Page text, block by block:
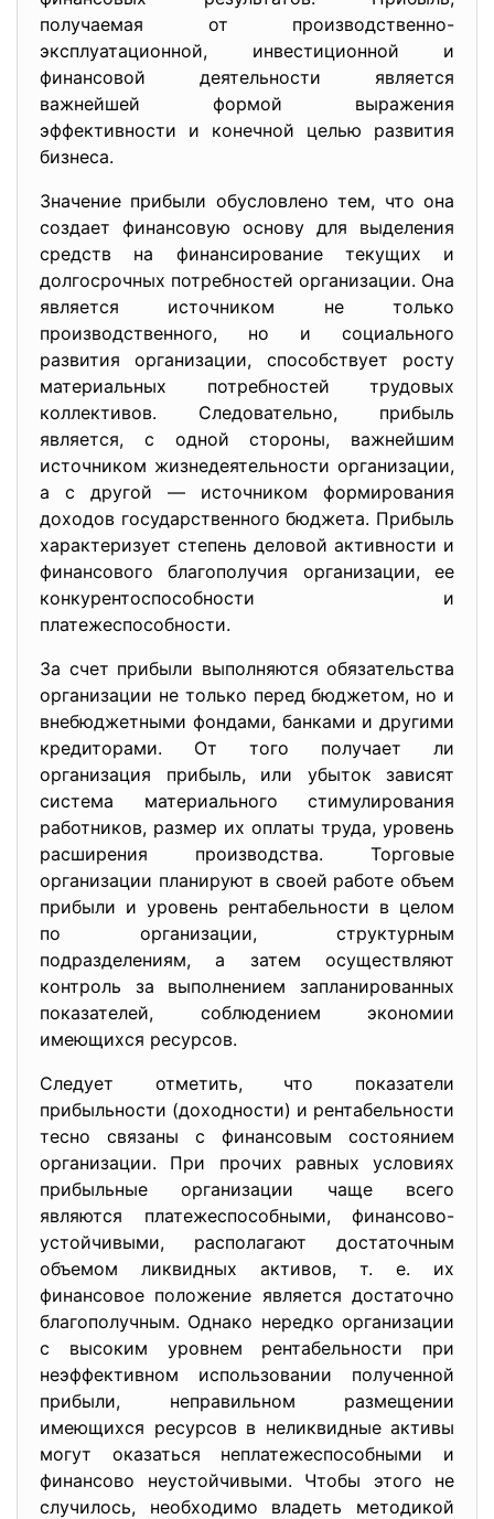
получаемая от производственно-
эксплуатационной, инвестиционной и
финансовой деятельности является
важнейшей формой выражения
эффективности и конечной целью развития
бизнеса.
Значение прибыли обусловлено тем, что она
создает финансовую основу для выделения
средств на финансирование текущих и
долгосрочных потребностей организации. Она
является источником не только
производственного, но и социального
развития организации, способствует росту
материальных потребностей трудовых
коллективов. Следовательно, прибыль
является, с одной стороны, важнейшим
источником жизнедеятельности организации,
а с другой — источником формирования
доходов государственного бюджета. Прибыль
характеризует степень деловой активности и
финансового благополучия организации, ее
конкурентоспособности и
платежеспособности.
За счет прибыли выполняются обязательства
организации не только перед бюджетом, но и
внебюджетными фондами, банками и другими
кредиторами. От того получает ли
организация прибыль, или убыток зависят
система материального стимулирования
работников, размер их оплаты труда, уровень
расширения производства. Торговые
организации планируют в своей работе объем
прибыли и уровень рентабельности в целом
по организации, структурным
подразделениям, а затем осуществляют
контроль за выполнением запланированных
показателей, соблюдением экономии
имеющихся ресурсов.
Следует отметить, что показатели
прибыльности (доходности) и рентабельности
тесно связаны с финансовым состоянием
организации. При прочих равных условиях
прибыльные организации чаще всего
являются платежеспособными, финансово-
устойчивыми, располагают достаточным
объемом ликвидных активов, т. е. их
финансовое положение является достаточно
благополучным. Однако нередко организации
с высоким уровнем рентабельности при
неэффективном использовании полученной
прибыли, неправильном размещении
имеющихся ресурсов в неликвидные активы
могут оказаться неплатежеспособными и
финансово неустойчивыми. Чтобы этого не
случилось, необходимо владеть методикой